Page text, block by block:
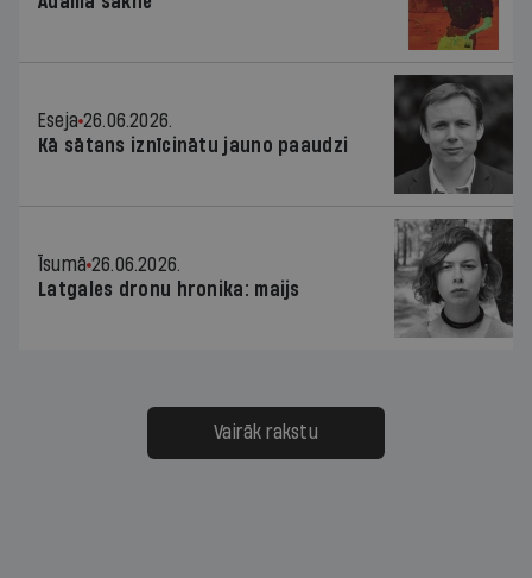
Eseja 26.06.2026.
Kā sātans iznīcinātu jauno paaudzi
Īsumā 26.06.2026.
Latgales dronu hronika: maijs
Vairāk rakstu